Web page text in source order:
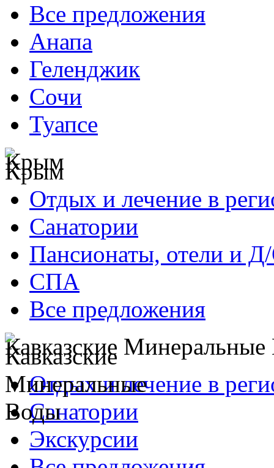
Все предложения
Анапа
Геленджик
Сочи
Туапсе
Крым
Отдых и лечение в
Санатории
Пансионаты, отели и
СПА
Все предложения
Кавказские
Отдых и лечение в
Санатории
Экскурсии